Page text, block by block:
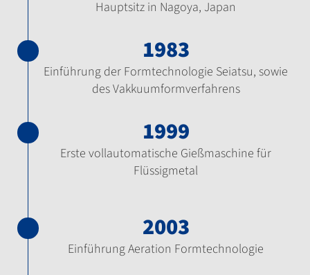
Hauptsitz in Nagoya, Japan
1983
Einführung der Formtechnologie Seiatsu, sowie
des Vakkuumformverfahrens
1999
Erste vollautomatische Gießmaschine für
Flüssigmetal
2003
Einführung Aeration Formtechnologie